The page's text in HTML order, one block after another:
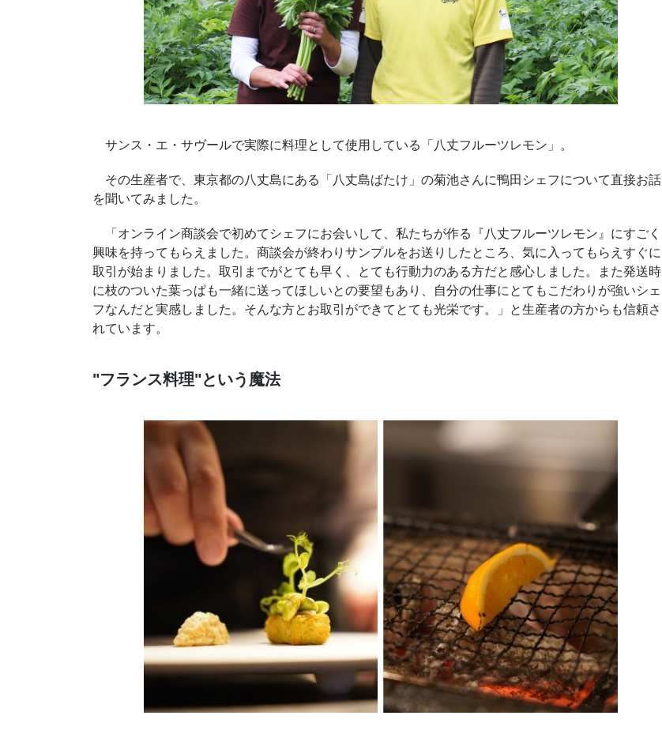
サンス・エ・サヴールで実際に料理として使用している「八丈フルーツレモン」。
その生産者で、東京都の八丈島にある「八丈島ばたけ」の菊池さんに鴨田シェフについて直接お話
を聞いてみました。
「オンライン商談会で初めてシェフにお会いして、私たちが作る『八丈フルーツレモン』にすごく
興味を持ってもらえました。商談会が終わりサンプルをお送りしたところ、気に入ってもらえすぐに
取引が始まりました。取引までがとても早く、とても行動力のある方だと感心しました。また発送時
に枝のついた葉っぱも一緒に送ってほしいとの要望もあり、自分の仕事にとてもこだわりが強いシェ
フなんだと実感しました。そんな方とお取引ができてとても光栄です。」と生産者の方からも信頼さ
れています。
"フランス料理"という魔法